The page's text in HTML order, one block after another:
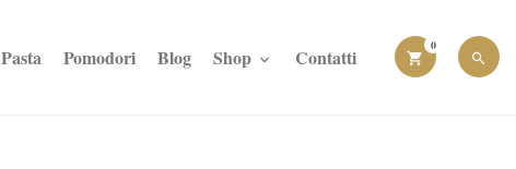
0
Pasta Pomodori Blog Shop Contatti